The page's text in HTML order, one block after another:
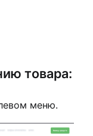
товара:
меню.